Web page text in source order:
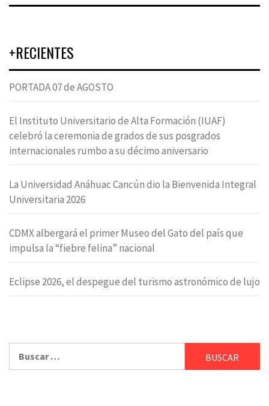
+RECIENTES
PORTADA 07 de AGOSTO
El Instituto Universitario de Alta Formación (IUAF)
celebró la ceremonia de grados de sus posgrados
internacionales rumbo a su décimo aniversario
La Universidad Anáhuac Cancún dio la Bienvenida Integral
Universitaria 2026
CDMX albergará el primer Museo del Gato del país que
impulsa la “fiebre felina” nacional
Eclipse 2026, el despegue del turismo astronómico de lujo